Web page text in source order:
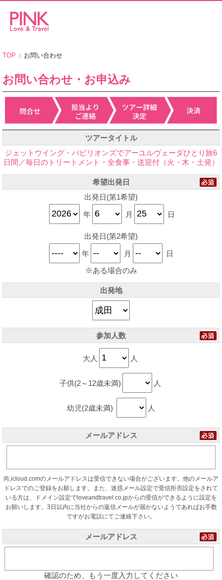
TOP お問い合わせ
お問い合わせ・お申込み
ツアータイトル
ジェットウイング・パビリオンズでアーユルヴェーダひとり旅6
日間／毎日のトリートメント・全食事・送迎付（火・木・土発）
希望出発日
出発日(第1希望)
年 月 日
出発日(第2希望)
年 月 日
※ある場合のみ
出発地
参加人数
大人 人
子供(2～12歳未満) 人
幼児(2歳未満) 人
メールアドレス
尚,icloud.comのメールアドレスは受信できない場合がございます。他のメールア
ドレスでのご登録をお願します。また、迷惑メール設定で受信拒否設定をされて
いる方は、ドメイン設定でloveandtravel.co.jpからの受信ができるように設定を
お願いします。3日以内に当社からの返信メールが届かないようであればお手数
ですがお電話にてご連絡下さい。
メールアドレス
確認のため、もう一度入力してください